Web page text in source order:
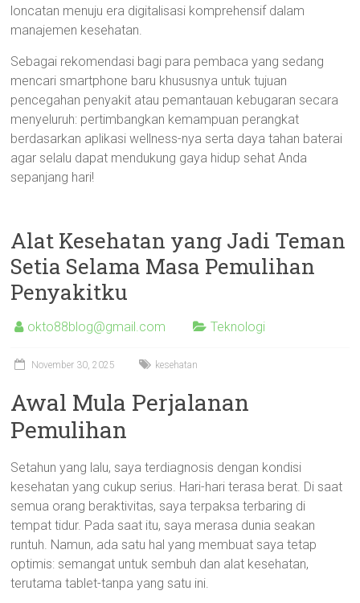
loncatan menuju era digitalisasi komprehensif dalam
manajemen kesehatan.
Sebagai rekomendasi bagi para pembaca yang sedang
mencari smartphone baru khususnya untuk tujuan
pencegahan penyakit atau pemantauan kebugaran secara
menyeluruh: pertimbangkan kemampuan perangkat
berdasarkan aplikasi wellness-nya serta daya tahan baterai
agar selalu dapat mendukung gaya hidup sehat Anda
sepanjang hari!
Alat Kesehatan yang Jadi Teman
Setia Selama Masa Pemulihan
Penyakitku
okto88blog@gmail.com Teknologi
November 30, 2025 kesehatan
Awal Mula Perjalanan
Pemulihan
Setahun yang lalu, saya terdiagnosis dengan kondisi
kesehatan yang cukup serius. Hari-hari terasa berat. Di saat
semua orang beraktivitas, saya terpaksa terbaring di
tempat tidur. Pada saat itu, saya merasa dunia seakan
runtuh. Namun, ada satu hal yang membuat saya tetap
optimis: semangat untuk sembuh dan alat kesehatan,
terutama tablet-tanpa yang satu ini.